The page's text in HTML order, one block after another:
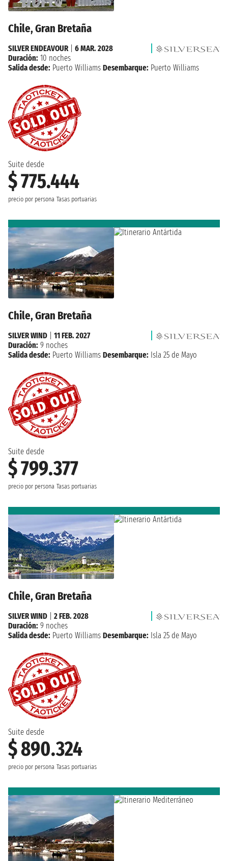
Chile, Gran Bretaña
Suite desde
$ 775.444
precio por persona Tasas portuarias
SILVER ENDEAVOUR| 6 MAR. 2028
Duración: 10 noches
Salida desde: Puerto Williams Desembarque: Puerto Williams
Chile, Gran Bretaña
Suite desde
$ 799.377
precio por persona Tasas portuarias
SILVER WIND
11 FEB. 2027
Duración: 9 noches
Salida desde: Puerto Williams Desembarque: Isla 25 de Mayo
Chile, Gran Bretaña
Suite desde
$ 890.324
precio por persona Tasas portuarias
SILVER WIND
2 FEB. 2028
Duración: 9 noches
Salida desde: Puerto Williams Desembarque: Isla 25 de Mayo